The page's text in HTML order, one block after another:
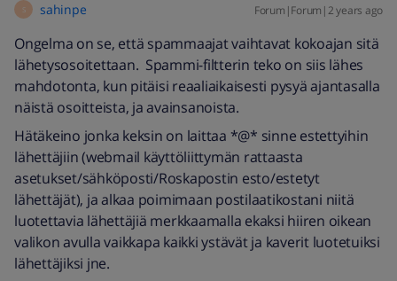
S sahinpe Forum|Forum|2 years ago
Ongelma on se, että spammaajat vaihtavat kokoajan sitä
lähetysosoitettaan. Spammi-filtterin teko on siis lähes
mahdotonta, kun pitäisi reaaliaikaisesti pysyä ajantasalla
näistä osoitteista, ja avainsanoista.
Hätäkeino jonka keksin on laittaa *@* sinne estettyihin
lähettäjiin (webmail käyttöliittymän rattaasta
asetukset/sähköposti/Roskapostin esto/estetyt
lähettäjät), ja alkaa poimimaan postilaatikostani niitä
luotettavia lähettäjiä merkkaamalla ekaksi hiiren oikean
valikon avulla vaikkapa kaikki ystävät ja kaverit luotetuiksi
lähettäjiksi jne.